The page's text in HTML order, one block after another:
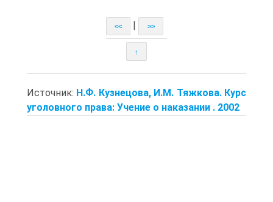
<< >>
↑
Источник: Н.Ф. Кузнецова, И.М. Тяжкова. Курс
уголовного права: Учение о наказании . 2002